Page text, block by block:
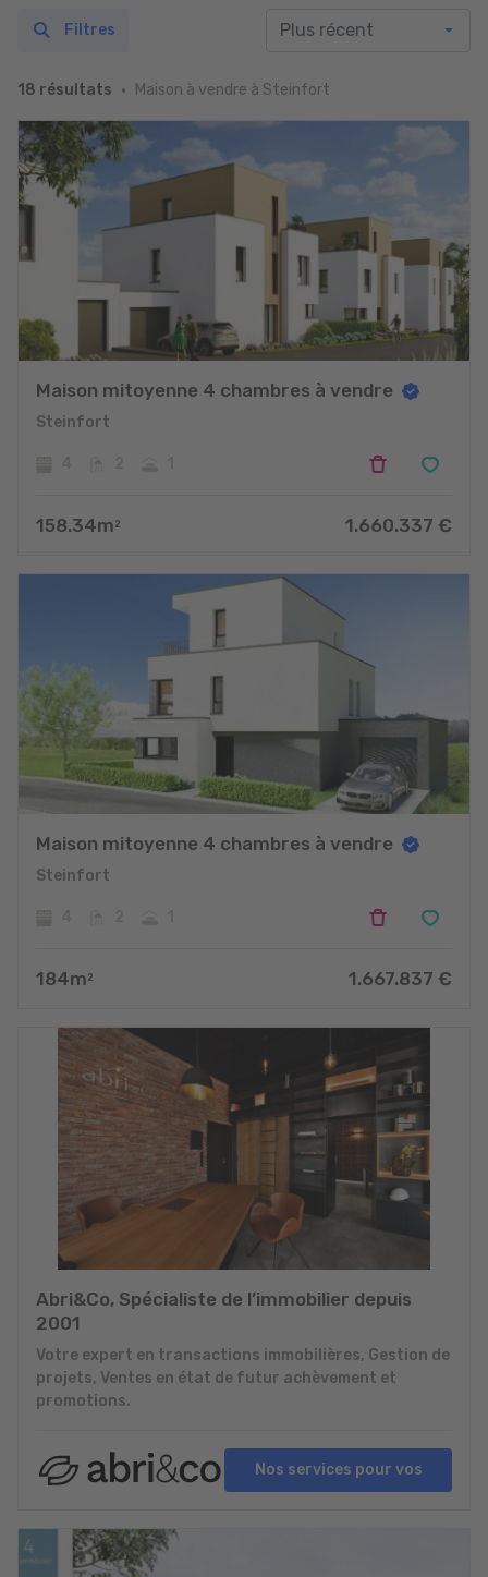
18 résultats Maison à vendre à Steinfort
Filtres
Maison mitoyenne 4 chambres à vendre
Steinfort
158.34m 2 1.660.337 €
Maison mitoyenne 4 chambres à vendre
Steinfort
184m 2 1.667.837 €
Abri&Co, Spécialiste de l’immobilier depuis
2001
Votre expert en transactions immobilières, Gestion de
projets, Ventes en état de futur achèvement et
promotions.
Nos services pour vos